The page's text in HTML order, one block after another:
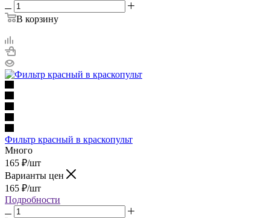
В корзину
Фильтр красный в краскопульт
Много
165 ₽/шт
Варианты цен
165 ₽/шт
Подробности